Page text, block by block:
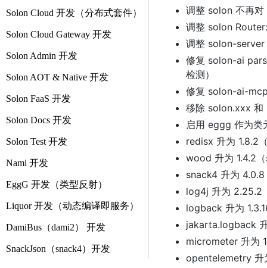
Solon Cloud 开发（分布式套件）
Solon Cloud Gateway 开发
Solon Admin 开发
Solon AOT & Native 开发
Solon FaaS 开发
Solon Docs 开发
Solon Test 开发
Nami 开发
EggG 开发（类型反射）
Liquor 开发（动态编译即服务）
DamiBus（dami2） 开发
SnackJson（snack4）开发
调整 solon 不再
调整 solon
调整 solon-
修复 solon-ai
检测）
修复 solon-ai-
移除 solon.xxx 和
启用 eggg 作为类
redisx 升为 1.8.2
wood 升为 1.4.2
snack4 升为 4.0.8
log4j 升为 2.25.2
logback 升为
jakarta.logback
micrometer 升为
opentelemetry 升